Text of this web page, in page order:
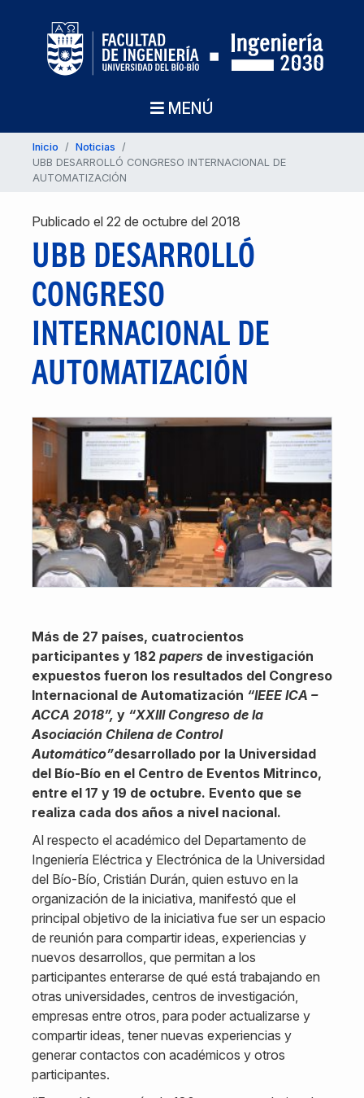
MENÚ
Inicio / Noticias
/
UBB DESARROLLÓ CONGRESO INTERNACIONAL DE
AUTOMATIZACIÓN
Publicado el 22 de octubre del 2018
UBB DESARROLLÓ
CONGRESO
INTERNACIONAL DE
AUTOMATIZACIÓN
Más de 27 países, cuatrocientos
participantes y 182 papers de investigación
expuestos fueron los resultados del Congreso
Internacional de Automatización “IEEE ICA –
ACCA 2018”, y “XXIII Congreso de la
Asociación Chilena de Control
Automático”desarrollado por la Universidad
del Bío-Bío en el Centro de Eventos Mitrinco,
entre el 17 y 19 de octubre. Evento que se
realiza cada dos años a nivel nacional.
Al respecto el académico del Departamento de
Ingeniería Eléctrica y Electrónica de la Universidad
del Bío-Bío, Cristián Durán, quien estuvo en la
organización de la iniciativa, manifestó que el
principal objetivo de la iniciativa fue ser un espacio
de reunión para compartir ideas, experiencias y
nuevos desarrollos, que permitan a los
participantes enterarse de qué está trabajando en
otras universidades, centros de investigación,
empresas entre otros, para poder actualizarse y
compartir ideas, tener nuevas experiencias y
generar contactos con académicos y otros
participantes.